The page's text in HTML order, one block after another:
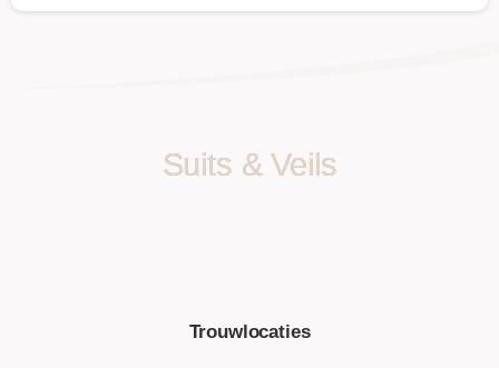
Suits & Veils
Trouwlocaties